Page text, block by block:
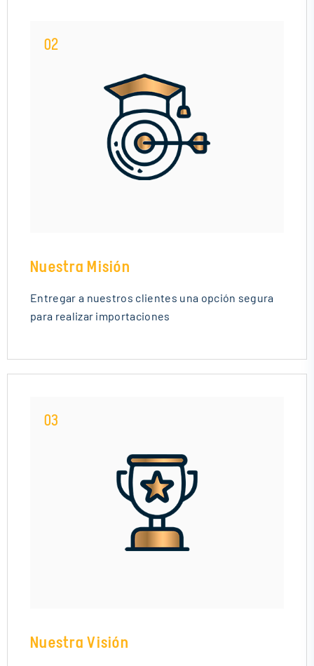
02
Nuestra Misión
Entregar a nuestros clientes una opción segura
para realizar importaciones
03
Nuestra Visión